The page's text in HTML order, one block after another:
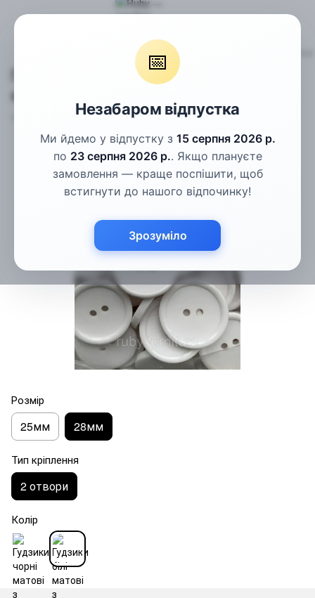
📅
Незабаром відпустка
Ми йдемо у відпустку з 15 серпня 2026 р.
по 23 серпня 2026 р.. Якщо плануєте
замовлення — краще поспішити, щоб
встигнути до нашого відпочинку!
Зрозуміло
Пальтові гудзики Гудзики білі матові з
Гудзики білі матові з глянцевим
контуром 28мм
КГ-10Б-44L-2 Написати відгук
Розмір
25мм 28мм
Тип кріплення
2 отвори
Колір